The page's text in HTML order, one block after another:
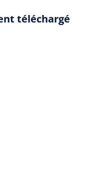
téléchargé